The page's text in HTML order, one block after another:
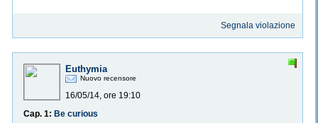
Segnala violazione
Euthymia
Nuovo recensore
16/05/14, ore 19:10
Cap. 1: Be curious